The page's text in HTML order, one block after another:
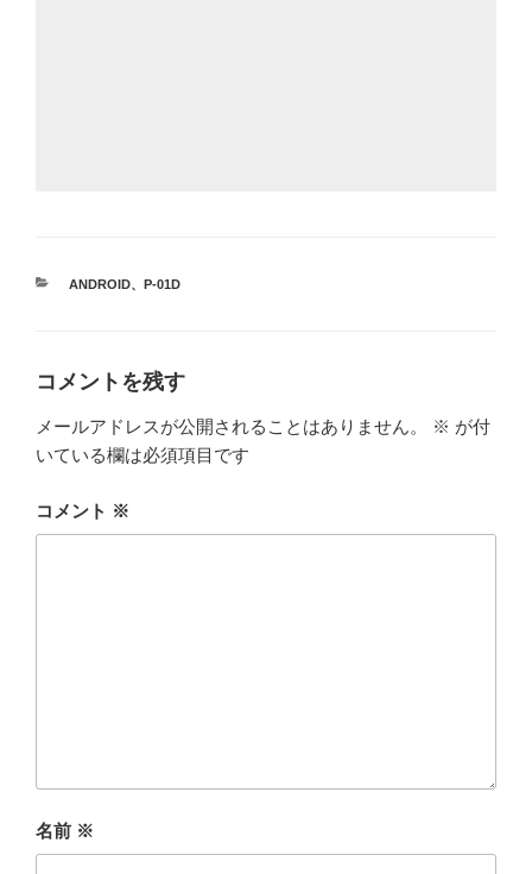
カ
ANDROID、 P-01D
コメントを残す
メールアドレスが公開されることはありません。 ※ が付
いている欄は必須項目です
コメント ※
名前 ※